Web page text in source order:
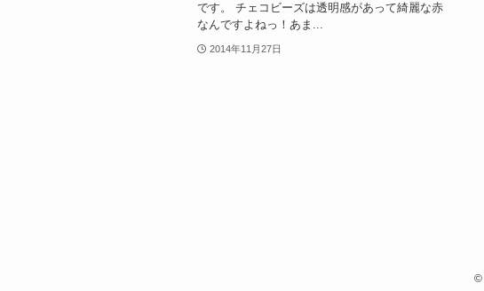
です。 チェコビーズは透明感があって綺麗な赤
なんですよねっ！あま...
2014年11月27日
©